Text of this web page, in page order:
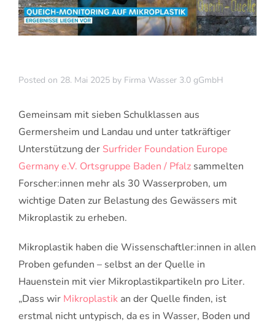
Posted on 28. Mai 2025 by Firma Wasser 3.0 gGmbH
Gemeinsam mit sieben Schulklassen aus
Germersheim und Landau und unter tatkräftiger
Unterstützung der Surfrider Foundation Europe
Germany e.V. Ortsgruppe Baden / Pfalz sammelten
Forscher:innen mehr als 30 Wasserproben, um
wichtige Daten zur Belastung des Gewässers mit
Mikroplastik zu erheben.
Mikroplastik haben die Wissenschaftler:innen in allen
Proben gefunden – selbst an der Quelle in
Hauenstein mit vier Mikroplastikpartikeln pro Liter.
„Dass wir Mikroplastik an der Quelle finden, ist
erstmal nicht untypisch, da es in Wasser, Boden und